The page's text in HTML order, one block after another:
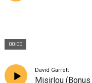
00:00
David Garrett
Misirlou (Bonus